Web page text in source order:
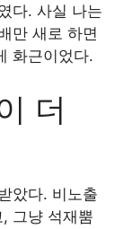
다. 사실 나는
만 새로 하면
화근이었다.
더
았다. 비노출
그냥 석재뿜